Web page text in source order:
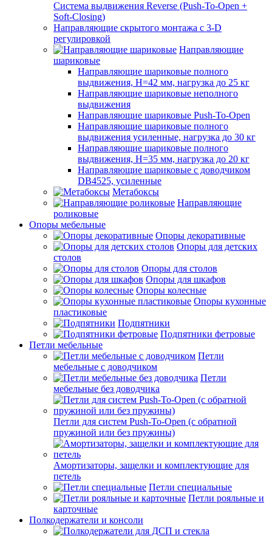
Система выдвижения Reverse (Push-To-Open +
Soft-Closing)
Направляющие скрытого монтажа с 3-D
регулировкой
Направляющие
шариковые
Направляющие шариковые полного
выдвижения, H=42 мм, нагрузка до 25 кг
Направляющие шариковые неполного
выдвижения
Направляющие шариковые Push-To-Open
Направляющие шариковые полного
выдвижения усиленные, нагрузка до 30 кг
Направляющие шариковые полного
выдвижения, H=35 мм, нагрузка до 20 кг
Направляющие шариковые с доводчиком
DB4525, усиленные
Метабоксы
Направляющие
роликовые
Опоры мебельные
Опоры декоративные
Опоры для детских
столов
Опоры для столов
Опоры для шкафов
Опоры колесные
Опоры кухонные
пластиковые
Подпятники
Подпятники фетровые
Петли мебельные
Петли
мебельные с доводчиком
Петли
мебельные без доводчика
Петли для систем Push-To-Open (с обратной
пружиной или без пружины)
Амортизаторы, защелки и комплектующие для
петель
Петли специальные
Петли рояльные и
карточные
Полкодержатели и консоли